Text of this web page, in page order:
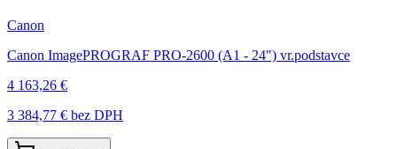
Canon
Canon ImagePROGRAF PRO-2600 (A1 - 24") vr.podstavce
4 163,26 €
3 384,77 € bez DPH